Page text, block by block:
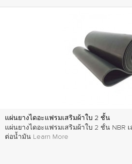
แผ่นยางไดอะแฟรมเสริมผ้าใบ 2 ชั้น
แผ่นยางไดอะแฟรมเสริมผ้าใบ 2 ชั้น NBR
ต่อน้ำมัน Learn More